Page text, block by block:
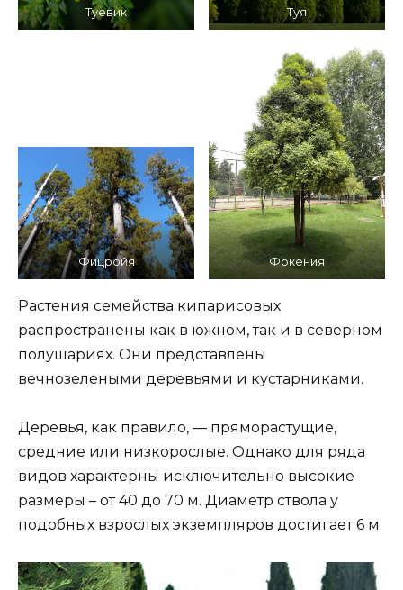
Туевик Туя
Фицройя Фокения
Растения семейства кипарисовых
распространены как в южном, так и в северном
полушариях. Они представлены
вечнозелеными деревьями и кустарниками.
Деревья, как правило, — пряморастущие,
средние или низкорослые. Однако для ряда
видов характерны исключительно высокие
размеры – от 40 до 70 м. Диаметр ствола у
подобных взрослых экземпляров достигает 6 м.